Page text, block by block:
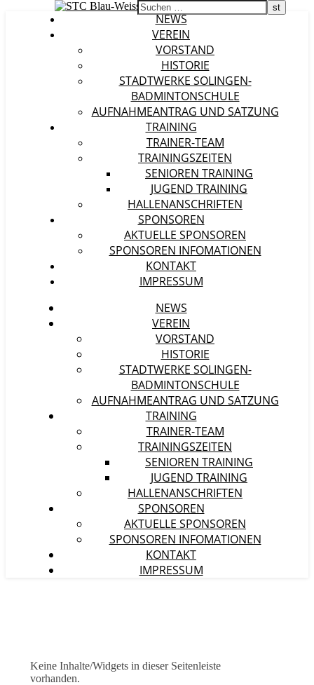
NEWS
VEREIN
VORSTAND
HISTORIE
STADTWERKE SOLINGEN-
BADMINTONSCHULE
AUFNAHMEANTRAG UND SATZUNG
TRAINING
TRAINER-TEAM
TRAININGSZEITEN
SENIOREN TRAINING
JUGEND TRAINING
HALLENANSCHRIFTEN
SPONSOREN
AKTUELLE SPONSOREN
SPONSOREN INFOMATIONEN
KONTAKT
IMPRESSUM
NEWS
VEREIN
VORSTAND
HISTORIE
STADTWERKE SOLINGEN-
BADMINTONSCHULE
AUFNAHMEANTRAG UND SATZUNG
TRAINING
TRAINER-TEAM
TRAININGSZEITEN
SENIOREN TRAINING
JUGEND TRAINING
HALLENANSCHRIFTEN
SPONSOREN
AKTUELLE SPONSOREN
SPONSOREN INFOMATIONEN
KONTAKT
IMPRESSUM
Keine Inhalte/Widgets in dieser Seitenleiste
vorhanden.